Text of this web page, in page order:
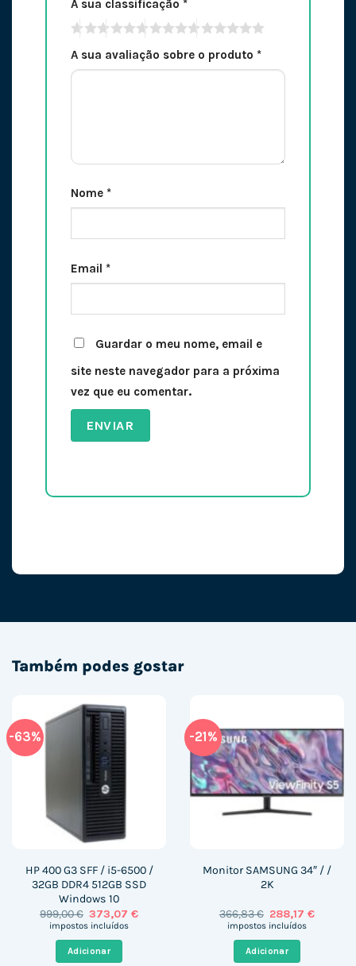
A sua classificação *
A sua avaliação sobre o produto *
Nome *
Email *
Guardar o meu nome, email e
site neste navegador para a próxima
vez que eu comentar.
Também podes gostar
-63%
HP 400 G3 SFF / i5-6500 /
32GB DDR4 512GB SSD
Windows 10
999,00€ O
preço
era:
999,00 €.
373,07€O
impostos incluídos
Adicionar
-21%
Monitor SAMSUNG 34″ / /
2K
366,83€ O
preço
era:
366,83 €.
288,17€O
impostos incluídos
Adicionar